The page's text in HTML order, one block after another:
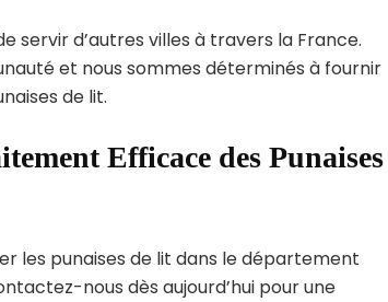
servir d’autres villes à travers la France.
et nous sommes déterminés à fournir
de lit.
Efficace des Punaises
les punaises de lit dans le département
nous dès aujourd’hui pour une